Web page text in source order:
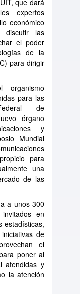
que dará
expertos
económico
las
el poder
de la
para dirigir
organismo
para las
de
órgano
y
Mundial
para
una
de las
a unos 300
en
estadísticas,
de
el
poner al
atendidas y
la atención